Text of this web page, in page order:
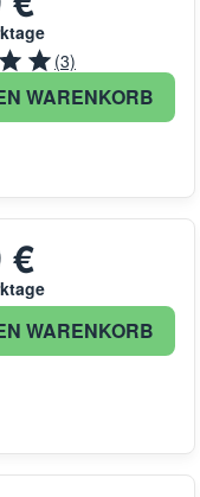
(3)
WARENKORB
€
WARENKORB